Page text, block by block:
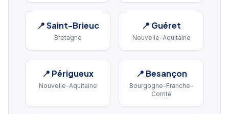
📍Saint-Brieuc
Bretagne
📍 Guéret
Nouvelle-Aquitaine
📍 Périgueux
Nouvelle-Aquitaine
📍 Besançon
Bourgogne-Franche-
Comté